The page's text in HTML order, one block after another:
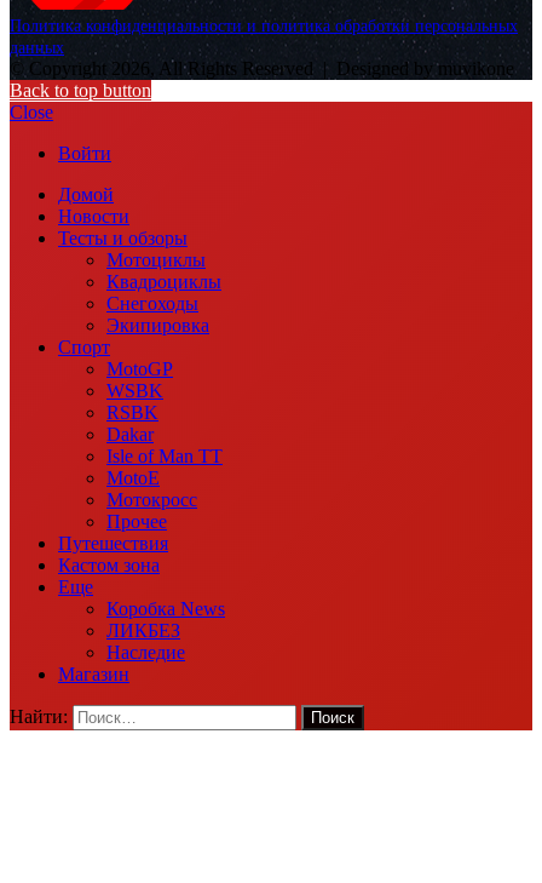
Политика конфиденциальности и политика обработки персональных
данных
© Copyright 2026, All Rights Reserved | Designed by muvikone
Back to top button
Close
Войти
Домой
Новости
Тесты и обзоры
Мотоциклы
Квадроциклы
Снегоходы
Экипировка
Спорт
MotoGP
WSBK
RSBK
Dakar
Isle of Man TT
MotoE
Мотокросс
Прочее
Путешествия
Кастом зона
Еще
Коробка News
ЛИКБЕЗ
Наследие
Магазин
Найти: